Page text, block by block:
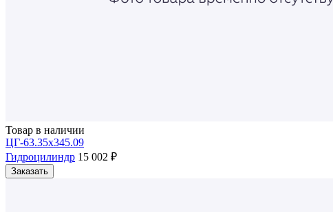
Товар в наличии
ЦГ-63.35х345.09
Гидроцилиндр 15 002 ₽
Заказать